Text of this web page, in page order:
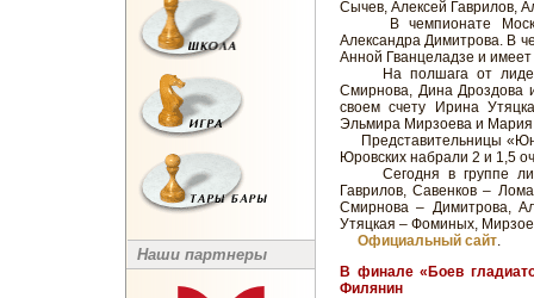
Наши партнеры
Сычев, Алексей Гаврилов,
В чемпионате Москвы
Александра Димитрова. В
Анной Гванцеладзе и имеет
На полшага от лидера
Смирнова, Дина Дроздова
своем счету Ирина
Эльмира Мирзоева и
Представительницы
Юровских набрали 2 и 1,5
Сегодня в группе
Гаврилов, Савенков –
Смирнова – Димитрова,
Утяцкая – Фоминых,
Официальный сайт.
В финале «Боев
Филянин